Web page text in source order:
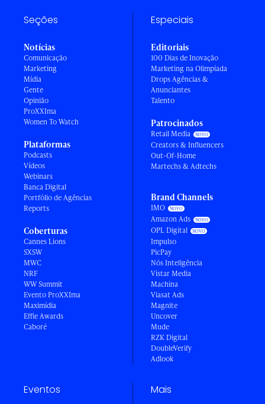
Seções
Notícias
Comunicação
Marketing
Mídia
Gente
Opinião
ProXXIma
Women To Watch
Plataformas
Podcasts
Vídeos
Webinars
Banca Digital
Portfólio de Agências
Reports
Coberturas
Cannes Lions
SXSW
MWC
NRF
WW Summit
Evento ProXXIma
Maximídia
Effie Awards
Caboré
Especiais
Editoriais
100 Dias de Inovação
Marketing na Olimpíada
Drops Agências &
Anunciantes
Talento
Patrocinados
Retail Media
Creators & Influencers
Out-Of-Home
Martechs & Adtechs
Brand Channels
IMO
Amazon Ads
OPL Digital
Impulso
PicPay
Nós Inteligência
Vistar Media
Machina
Viasat Ads
Magnite
Uncover
Mude
RZK Digital
DoubleVerify
Adlook
Eventos Mais